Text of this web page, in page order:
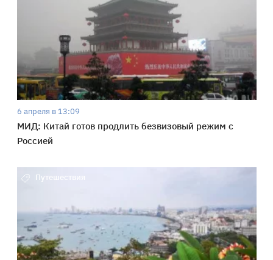
6 апреля в 13:09
МИД: Китай готов продлить безвизовый режим с
Россией
Путешествия